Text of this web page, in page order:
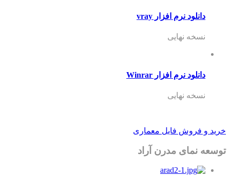
دانلود نرم افزار vray
نسخه نهایی
دانلود نرم افزار Winrar
نسخه نهایی
خرید و فروش فایل معماری
توسعه نمای مدرن آراد